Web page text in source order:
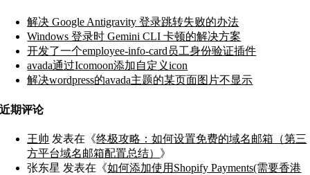
解决 Google Antigravity 登录跳转失败的办法
Windows 登录时 Gemini CLI 卡顿的解决方案
开发了一个employee-info-card员工身份验证插件
avada通过Icomoon添加自定义icon
解决wordpress的avada主题的某页面图片不显示
近期评论
王帅 发表在《终极攻略：如何设置免费的域名邮箱（第三
方平台域名邮箱配置总结） 》
张东星 发表在《如何添加使用Shopify Payments(需要香港